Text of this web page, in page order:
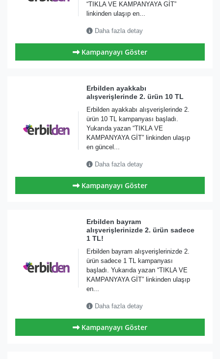
“TIKLA VE KAMPANYAYA GİT”
linkinden ulaşıp en...
Daha fazla detay
Kampanyayı Göster
Erbilden ayakkabı
alışverişlerinde 2. ürün 10 TL
Erbilden ayakkabı alışverişlerinde 2.
ürün 10 TL kampanyası başladı.
Yukarıda yazan “TIKLA VE
KAMPANYAYA GİT” linkinden ulaşıp
en güncel...
Daha fazla detay
Kampanyayı Göster
Erbilden bayram
alışverişlerinizde 2. ürün sadece
1 TL!
Erbilden bayram alışverişlerinizde 2.
ürün sadece 1 TL kampanyası
başladı. Yukarıda yazan “TIKLA VE
KAMPANYAYA GİT” linkinden ulaşıp
en...
Daha fazla detay
Kampanyayı Göster